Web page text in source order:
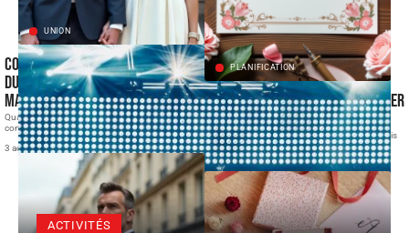
ACTIVITÉS
UNION
Collection mariage civil : créer un
duo assorti avec le costume du
marié
Quand on prépare un mariage civil, la robe de la mariée
concentre…
3 août 2026
PLANIFICATION
Faire-part mariage : Quand envoyer
vos annonces ?
Planifier un mariage est une aventure excitante, mais
elle comporte son lot…
10 juin 2026